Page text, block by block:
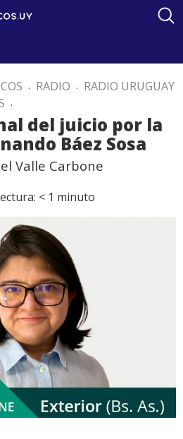
. RADIO . RADIO URUGUAY
.
del juicio por la
Báez Sosa
Valle Carbone
< 1 minuto